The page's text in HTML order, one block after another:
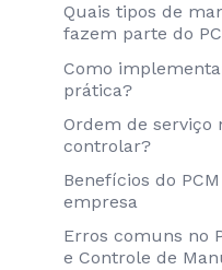
Quais tipos de
fazem parte do
Como
prática?
Ordem de serviço
controlar?
Benefícios do
empresa
Erros comuns no
e Controle de